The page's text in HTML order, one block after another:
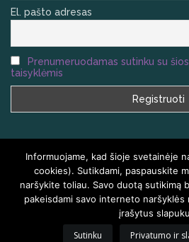
El. pašto adresas
Prenumeruodamas sutinku su
taisyklėmis
VISOS TEISĖS SAUGOMOS
KLAUSIMAI IR ATSAKYMAI
Informuojame, kad šioje svetainėje
cookies). Sutikdami, paspauskite
naršykite toliau. Savo duotą sutikimą
pakeisdami savo interneto
įrašytus
Sutinku Privatumo ir